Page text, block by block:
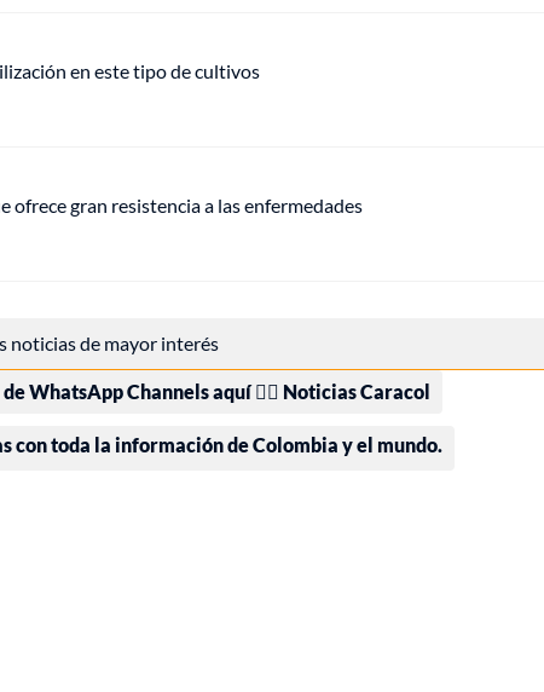
en este tipo de cultivos
ofrece gran resistencia a las enfermedades
noticias de mayor interés
WhatsApp Channels aquí 👉🏻 Noticias Caracol
con toda la información de Colombia y el mundo.